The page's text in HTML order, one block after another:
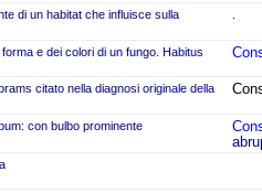
di un habitat che influisce sulla
e dei colori di un fungo. Habitus
citato nella diagnosi originale della
con bulbo prominente